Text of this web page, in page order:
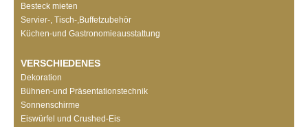
Besteck mieten
Servier-, Tisch-,Buffetzubehör
Küchen-und Gastronomieausstattung
VERSCHIEDENES
Dekoration
Bühnen-und Präsentationstechnik
Sonnenschirme
Eiswürfel und Crushed-Eis